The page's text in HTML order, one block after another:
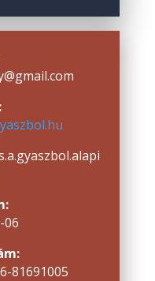
06
81691005